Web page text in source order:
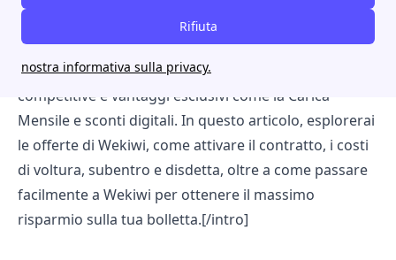
Rifiuta
nostra informativa sulla privacy.
[intro title="Sommario:"]Wekiwi è un fornitore
digitale di luce e gas, noto per la sua attenzione alla
sostenibilità e alla gestione 100% online. Offre tariffe
competitive e vantaggi esclusivi come la Carica
Mensile e sconti digitali. In questo articolo, esplorerai
le offerte di Wekiwi, come attivare il contratto, i costi
di voltura, subentro e disdetta, oltre a come passare
facilmente a Wekiwi per ottenere il massimo
risparmio sulla tua bolletta.[/intro]